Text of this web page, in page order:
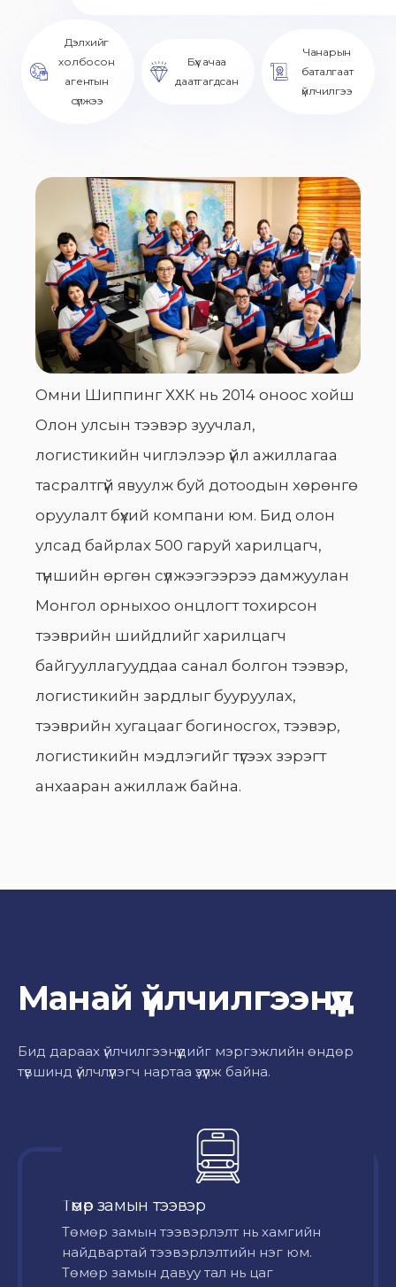
Дэлхийг
холбосон
агентын
сүлжээ
Бүх ачаа
даатгагдсан
Чанарын
баталгаат
үйлчилгээ
Омни Шиппинг ХХК нь 2014 оноос хойш
Олон улсын тээвэр зуучлал,
логистикийн чиглэлээр үйл ажиллагаа
тасралтгүй явуулж буй дотоодын хөрөнгө
оруулалт бүхий компани юм. Бид олон
улсад байрлах 500 гаруй харилцагч,
түншийн өргөн сүлжээгээрээ дамжуулан
Монгол орныхоо онцлогт тохирсон
тээврийн шийдлийг харилцагч
байгууллагууддаа санал болгон тээвэр,
логистикийн зардлыг бууруулах,
тээврийн хугацааг богиносгох, тээвэр,
логистикийн мэдлэгийг түгээх зэрэгт
анхааран ажиллаж байна.
Манай үйлчилгээнүүд
Бид дараах үйлчилгээнүүдийг мэргэжлийн өндөр
түвшинд үйлчлүүлэгч нартаа үзүүлж байна.
Төмөр замын тээвэр
Төмөр замын тээвэрлэлт нь хамгийн
найдвартай тээвэрлэлтийн нэг юм.
Төмөр замын давуу тал нь цаг